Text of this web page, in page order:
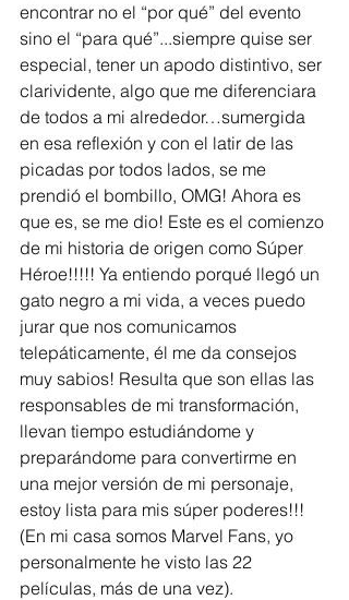
encontrar no el “por qué” del evento
sino el “para qué”...siempre quise ser
especial, tener un apodo distintivo, ser
clarividente, algo que me diferenciara
de todos a mi alrededor…sumergida
en esa reflexión y con el latir de las
picadas por todos lados, se me
prendió el bombillo, OMG! Ahora es
que es, se me dio! Este es el comienzo
de mi historia de origen como Súper
Héroe!!!!! Ya entiendo porqué llegó un
gato negro a mi vida, a veces puedo
jurar que nos comunicamos
telepáticamente, él me da consejos
muy sabios! Resulta que son ellas las
responsables de mi transformación,
llevan tiempo estudiándome y
preparándome para convertirme en
una mejor versión de mi personaje,
estoy lista para mis súper poderes!!!
(En mi casa somos Marvel Fans, yo
personalmente he visto las 22
películas, más de una vez).